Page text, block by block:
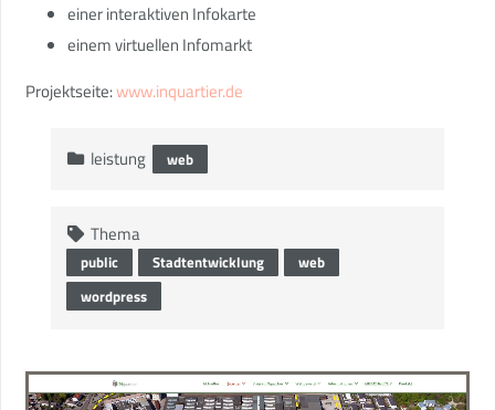
einer interaktiven Infokarte
einem virtuellen Infomarkt
Projektseite:www.inquartier.de
leistung web
Thema
public Stadtentwicklung
web
wordpress